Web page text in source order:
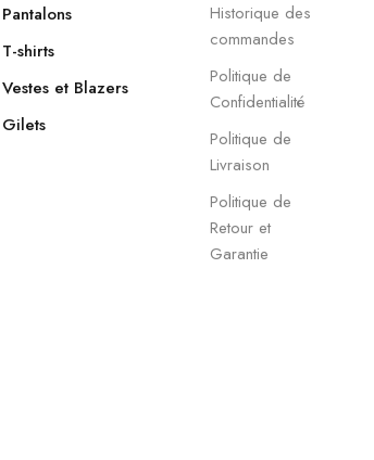
Pantalons
T-shirts
Vestes et Blazers
Gilets
Historique des
commandes
Politique de
Confidentialité
Politique de
Livraison
Politique de
Retour et
Garantie